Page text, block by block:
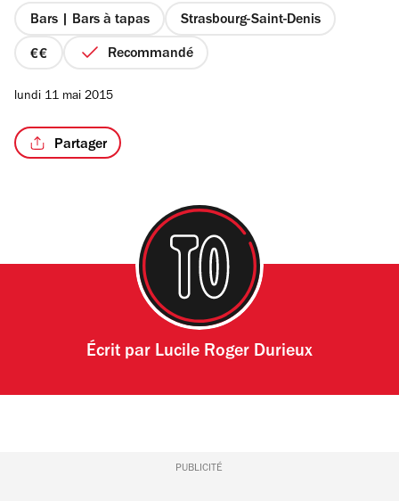
étoiles
Bars | Bars à tapas Strasbourg-Saint-Denis
prix
4
Recommandé
lundi 11 mai 2015
Partager
Écrit par Lucile Roger Durieux
PUBLICITÉ